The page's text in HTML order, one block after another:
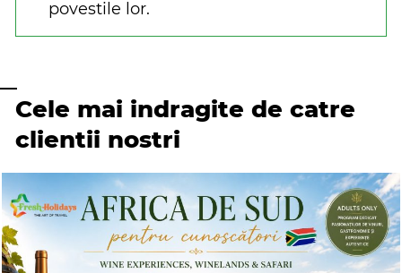
povestile lor.
Cele mai indragite de catre
clientii nostri